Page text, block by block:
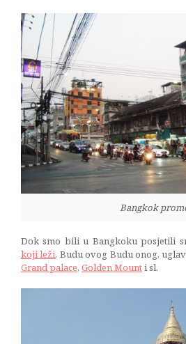
Bangkok
Dok smo bili u Bangkoku posjetili
koji leži, Budu ovog Budu onog,
Grand palace, Golden Mounti sl.